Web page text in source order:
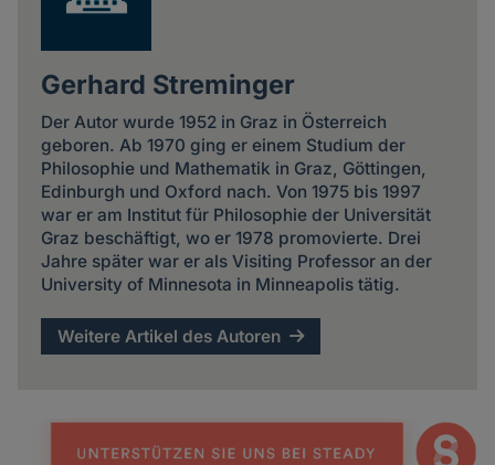
Gerhard Streminger
Der Autor wurde 1952 in Graz in Österreich
geboren. Ab 1970 ging er einem Studium der
Philosophie und Mathematik in Graz, Göttingen,
Edinburgh und Oxford nach. Von 1975 bis 1997
war er am Institut für Philosophie der Universität
Graz beschäftigt, wo er 1978 promovierte. Drei
Jahre später war er als Visiting Professor an der
University of Minnesota in Minneapolis tätig.
Weitere Artikel des Autoren